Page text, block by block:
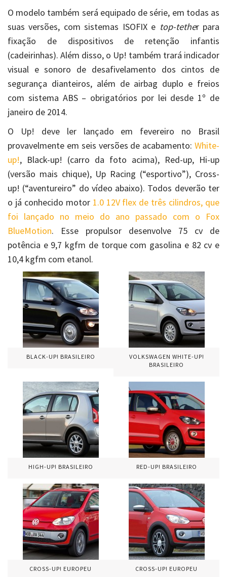
O modelo também será equipado de série, em todas as
suas versões, com sistemas ISOFIX e top-tether para
fixação de dispositivos de retenção infantis
(cadeirinhas). Além disso, o Up! também trará indicador
visual e sonoro de desafivelamento dos cintos de
segurança dianteiros, além de airbag duplo e freios
com sistema ABS – obrigatórios por lei desde 1º de
janeiro de 2014.
O Up! deve ler lançado em fevereiro no Brasil
provavelmente em seis versões de acabamento: White-
up!, Black-up! (carro da foto acima), Red-up, Hi-up
(versão mais chique), Up Racing (“esportivo”), Cross-
up! (“aventureiro” do vídeo abaixo). Todos deverão ter
o já conhecido motor 1.0 12V flex de três cilindros, que
foi lançado no meio do ano passado com o Fox
BlueMotion. Esse propulsor desenvolve 75 cv de
potência e 9,7 kgfm de torque com gasolina e 82 cv e
10,4 kgfm com etanol.
BLACK-UP! BRASILEIRO
VOLKSWAGEN WHITE-UP!
BRASILEIRO
HIGH-UP! BRASILEIRO RED-UP! BRASILEIRO
CROSS-UP! EUROPEU CROSS-UP! EUROPEU